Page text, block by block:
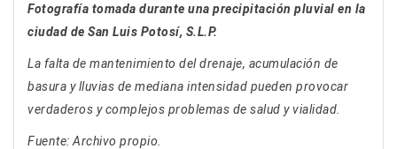
Fotografía tomada durante una precipitación pluvial en la
ciudad de San Luis Potosí, S.L.P.
La falta de mantenimiento del drenaje, acumulación de
basura y lluvias de mediana intensidad pueden provocar
verdaderos y complejos problemas de salud y vialidad.
Fuente: Archivo propio.